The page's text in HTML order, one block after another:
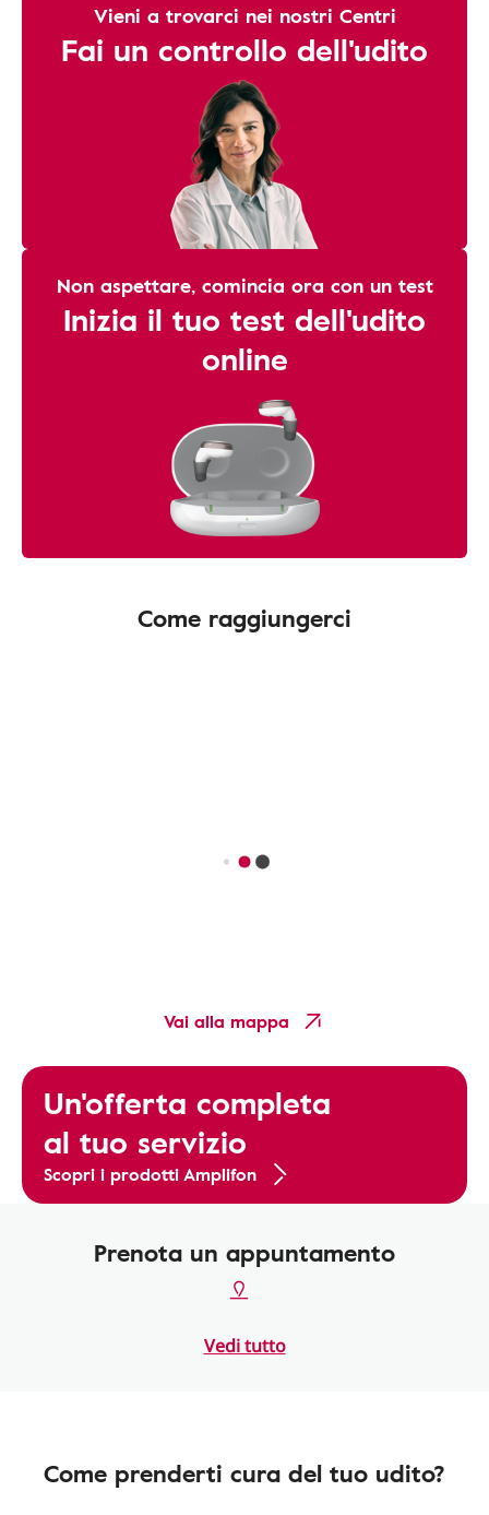
Vieni a trovarci nei nostri Centri
Fai un controllo dell'udito
Non aspettare, comincia ora con un test
Inizia il tuo test dell'udito
online
Come raggiungerci
Vai alla mappa
Un'offerta completa
al tuo servizio
Scopri i prodotti Amplifon
Prenota un appuntamento
Vedi tutto
Come prenderti cura del tuo udito?